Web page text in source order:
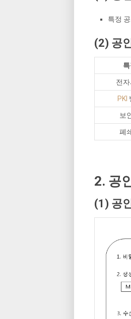
특정
(2) 공
전
PKI
보
폐
2. 공
(1) 공